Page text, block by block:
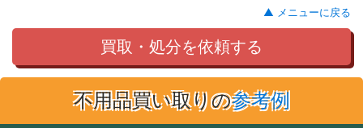
▲ メニューに戻る
買取・処分を依頼する
不用品買い取りの参考例